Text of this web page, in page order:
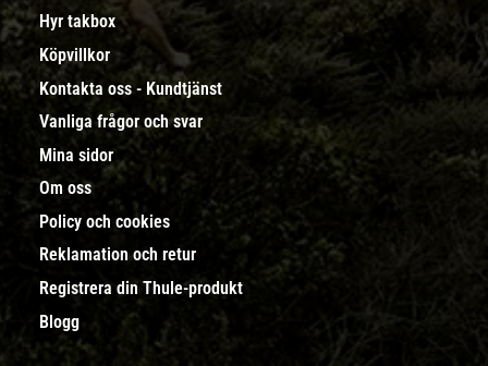
Hyr takbox
Köpvillkor
Kontakta oss - Kundtjänst
Vanliga frågor och svar
Mina sidor
Om oss
Policy och cookies
Reklamation och retur
Registrera din Thule-produkt
Blogg